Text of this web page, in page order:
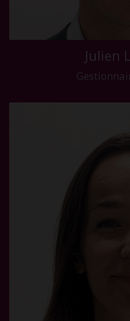
Julien